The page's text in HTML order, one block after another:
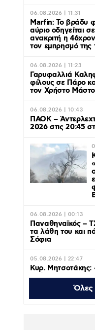
06.08.2026 | 11:31
Marfin: Το βράδυ
αύριο οδηγείται
ανακριτή η
τον εμπρησμό της
06.08.2026 | 11:23
Γαρυφαλλιά
φίλους σε Πάρο
τον Χρήστο
06.08.2026 | 10:43
ΠΑΟΚ –
2026 στις 20:45
06.08.2026 | 00:13
Παναθηναϊκός –
τα λάθη του και
Σόφια
05.08.2026 | 22:47
Κυρ. Μητσοτάκης:
η είσοδος της
Ελλάδας – Κύπρου
05.08.2026 | 21:51
Όλες